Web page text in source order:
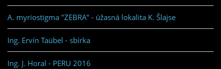
A. myriostigma "ZEBRA" - úžasná lokalita K. Šlajse
Ing. Ervín Taübel - sbírka
Ing. J. Horal - PERU 2016